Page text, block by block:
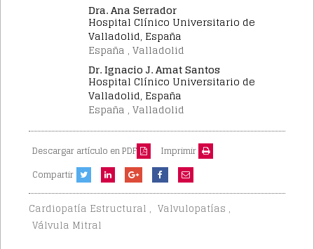
Dra. Ana Serrador
Hospital Clínico Universitario de
Valladolid, España
España , Valladolid
Dr. Ignacio J. Amat Santos
Hospital Clínico Universitario de
Valladolid, España
España , Valladolid
Descargar artículo en PDF
Imprimir
Compartir
Cardiopatía Estructural , Valvulopatías ,
Válvula Mitral